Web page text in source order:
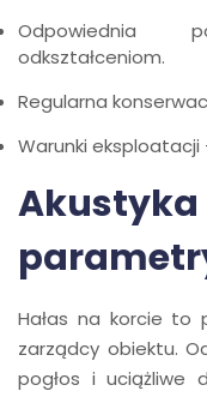
Odpowiednia
odkształceniom.
Regularna
Warunki
Hałas na korcie to
zarządcy obiektu.
pogłos i uciążliwe